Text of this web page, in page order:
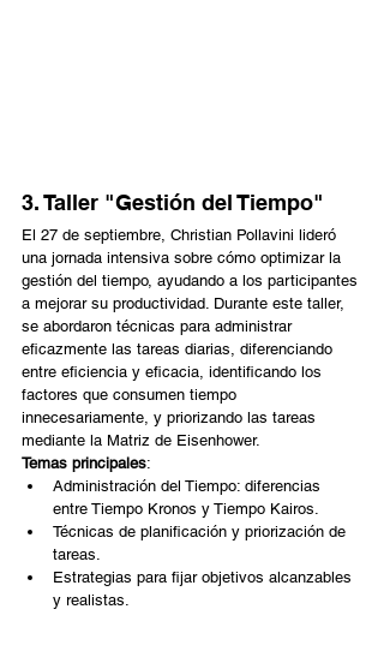
3. Taller "Gestión del Tiempo"
El 27 de septiembre, Christian Pollavini lideró
una jornada intensiva sobre cómo optimizar la
gestión del tiempo, ayudando a los participantes
a mejorar su productividad. Durante este taller,
se abordaron técnicas para administrar
eficazmente las tareas diarias, diferenciando
entre eficiencia y eficacia, identificando los
factores que consumen tiempo
innecesariamente, y priorizando las tareas
mediante la Matriz de Eisenhower.
Temas principales:
Administración del Tiempo: diferencias
entre Tiempo Kronos y Tiempo Kairos.
Técnicas de planificación y priorización de
tareas.
Estrategias para fijar objetivos alcanzables
y realistas.